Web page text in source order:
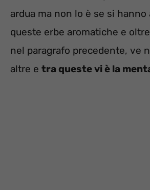
ardua ma non lo è se si
queste erbe aromatiche e
nel paragrafo precedente, ve
altre e tra queste vi è la